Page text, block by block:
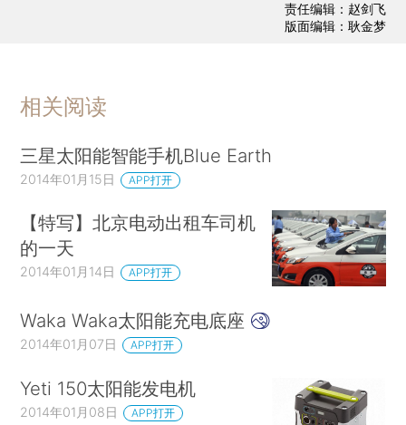
责任编辑：赵剑飞
版面编辑：耿金梦
相关阅读
三星太阳能智能手机Blue Earth
2014年01月15日 APP打开
【特写】北京电动出租车司机
的一天
2014年01月14日 APP打开
Waka Waka太阳能充电底座
2014年01月07日 APP打开
Yeti 150太阳能发电机
2014年01月08日 APP打开